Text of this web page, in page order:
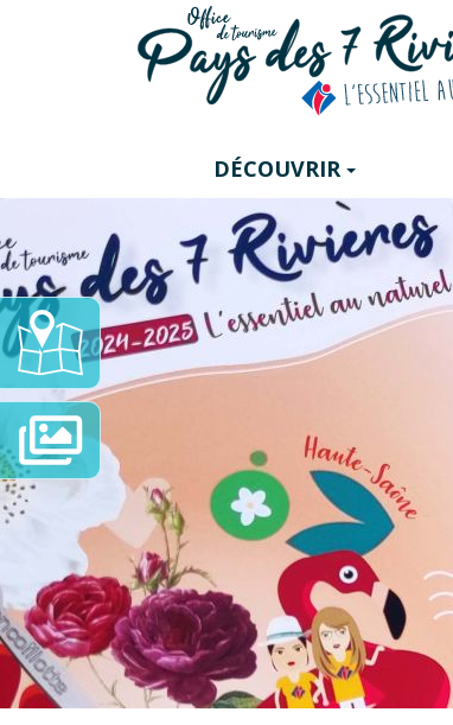
DÉCOUVRIR
Carte
Interactive
Diaporama
Panneau de gestion des cookies